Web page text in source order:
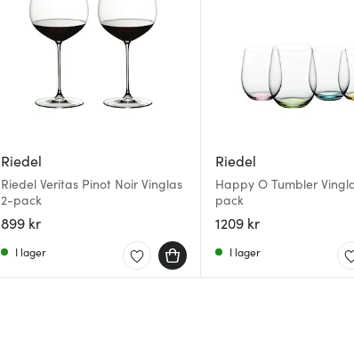
Riedel
Riedel Veritas Pinot Noir Vinglas
2-pack
899 kr
I lager
Riedel
Happy O Tumbler
pack
1209 kr
I lager